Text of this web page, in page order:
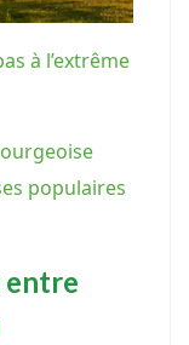
à l’extrême
populaires
entre